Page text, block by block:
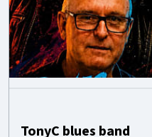
TonyC blues band